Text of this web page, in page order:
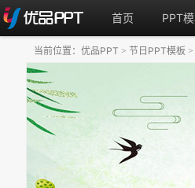
首页 PPT
当前位置： 优品PPT > 节日PPT模板 >